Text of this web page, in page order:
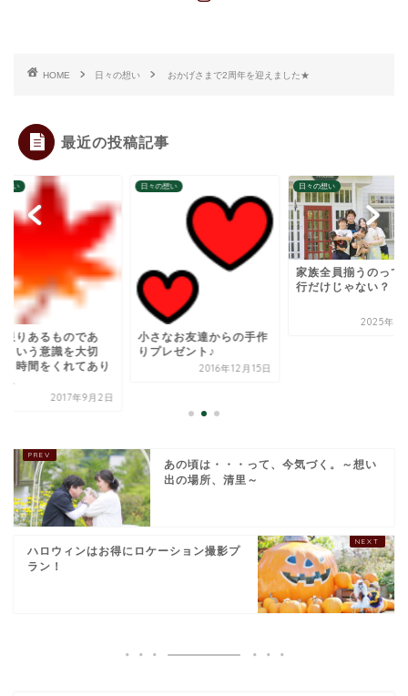
HOME 日々の想い おかげさまで2周年を迎えました★
最近の投稿記事
想い
なお友達からの手作
レゼント♪
2016年12月15日
日々の想い
家族全員揃うのって、旅
行だけじゃない？
日々の想い
あの頃は・・・って、今気づく。～想い
出の場所、清里～
ハロウィンはお得にロケーション撮影プ
ラン！